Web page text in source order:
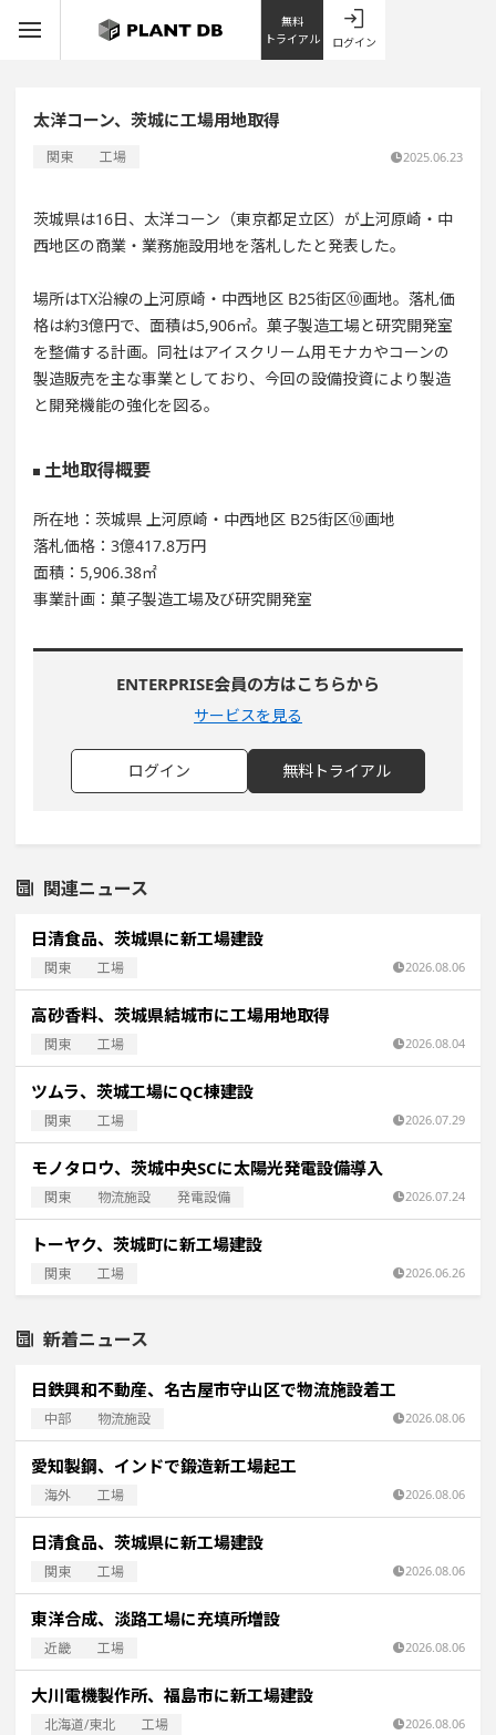
無料
トライアル
ログイン
太洋コーン、茨城に工場用地取得
関東 工場 2025.06.23
茨城県は16日、太洋コーン（東京都足立区）が上河原崎・中
西地区の商業・業務施設用地を落札したと発表した。
場所はTX沿線の上河原崎・中西地区 B25街区⑩画地。落札価
格は約3億円で、面積は5,906㎡。菓子製造工場と研究開発室
を整備する計画。同社はアイスクリーム用モナカやコーンの
製造販売を主な事業としており、今回の設備投資により製造
と開発機能の強化を図る。
土地取得概要
所在地：茨城県 上河原崎・中西地区 B25街区⑩画地
落札価格：3億417.8万円
面積：5,906.38㎡
事業計画：菓子製造工場及び研究開発室
ENTERPRISE会員の方はこちらから
サービスを見る
ログイン 無料トライアル
関連ニュース
日清食品、茨城県に新工場建設
関東 工場 2026.08.06
高砂香料、茨城県結城市に工場用地取得
関東 工場 2026.08.04
ツムラ、茨城工場にQC棟建設
関東 工場 2026.07.29
モノタロウ、茨城中央SCに太陽光発電設備導入
関東 物流施設 発電設備 2026.07.24
トーヤク、茨城町に新工場建設
関東 工場 2026.06.26
新着ニュース
日鉄興和不動産、名古屋市守山区で物流施設着工
中部 物流施設 2026.08.06
愛知製鋼、インドで鍛造新工場起工
海外 工場 2026.08.06
日清食品、茨城県に新工場建設
関東 工場 2026.08.06
東洋合成、淡路工場に充填所増設
近畿 工場 2026.08.06
大川電機製作所、福島市に新工場建設
北海道/東北 工場 2026.08.06